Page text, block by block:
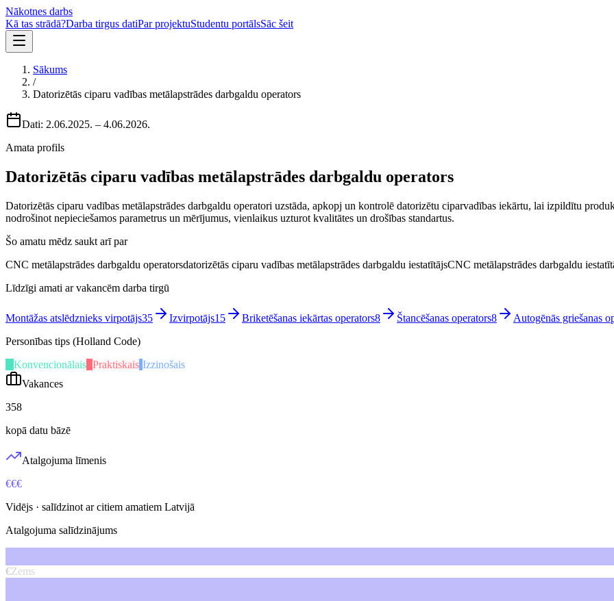
Nākotnes darbs
Kā tas strādā?Darba tirgus datiPar projektuStudentu portālsSāc šeit
Sākums
/
Datorizētās ciparu vadības metālapstrādes darbgaldu operators
Dati: 2.06.2025. – 4.06.2026.
Amata profils
Datorizētās ciparu vadības metālapstrādes darbgaldu operators
Datorizētās ciparu vadības metālapstrādes darbgaldu operatori uzstāda, apkopj un kontrolē datorizētu ciparvadības iekārtu, lai izpildītu
nodrošinot nepieciešamos parametrus un mērījumus, vienlaikus uzturot kvalitātes un drošības standartus.
Šo amatu mēdz saukt arī par
CNC metālapstrādes darbgaldu operatorsdatorizētās ciparu vadības metālapstrādes darbgaldu iestatītājsCNC metālapstrādes darbgaldu
Līdzīgi amati ar vakancēm darba tirgū
Montāžas atslēdznieks virpotājs35 Izvirpotājs15 Briketēšanas iekārtas operators8 Štancēšanas operators8
Autogēnās griešanas
Personības tips (Holland Code)
Konvencionālais Praktiskais Izzinošais
Vakances
358
kopā datu bāzē
Atalgojuma līmenis
€€€
Vidējs · salīdzinot ar citiem amatiem Latvijā
Atalgojuma salīdzinājums
€Zems